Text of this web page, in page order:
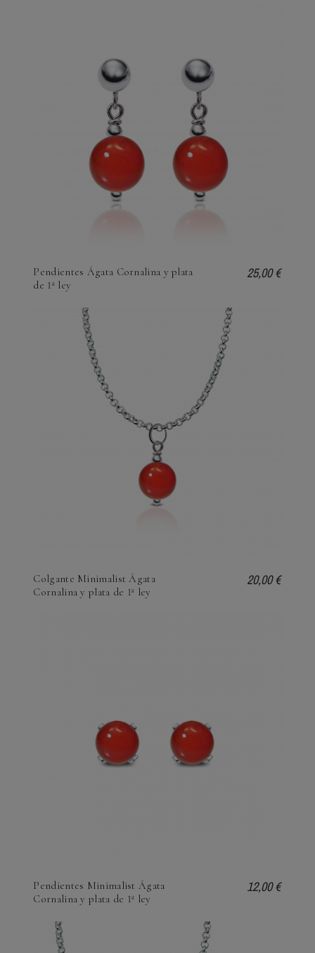
Pendientes Ágata Cornalina y plata
de 1ª ley
25,00 €
Colgante Minimalist Ágata
Cornalina y plata de 1ª ley
20,00 €
Pendientes Minimalist Ágata
Cornalina y plata de 1ª ley
12,00 €